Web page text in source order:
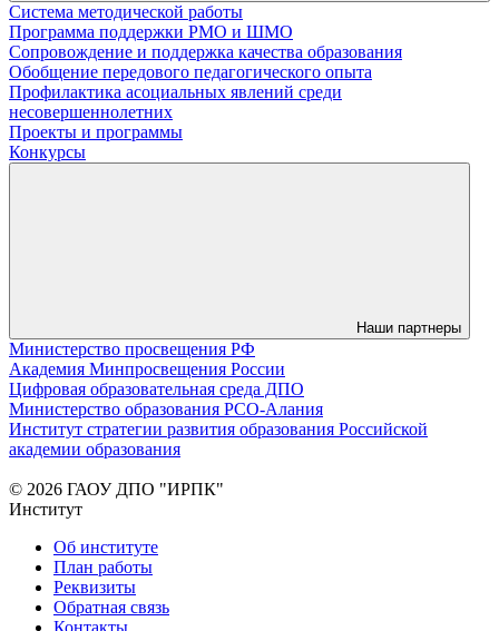
Система методической работы
Программа поддержки РМО и ШМО
Сопровождение и поддержка качества образования
Обобщение передового педагогического опыта
Профилактика асоциальных явлений среди
несовершеннолетних
Проекты и программы
Конкурсы
Наши партнеры
Министерство просвещения РФ
Академия Минпросвещения России
Цифровая образовательная среда ДПО
Министерство образования РСО-Алания
Институт стратегии развития образования Российской
академии образования
© 2026 ГАОУ ДПО "ИРПК"
Институт
Об институте
План работы
Реквизиты
Обратная связь
Контакты